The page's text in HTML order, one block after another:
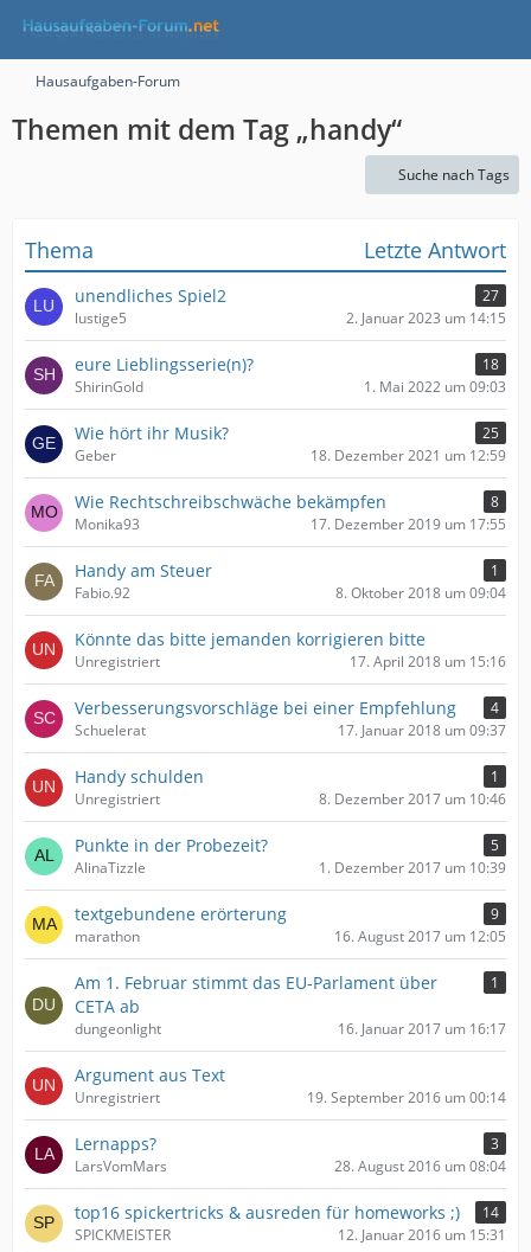
Hausaufgaben-Forum
Themen mit dem Tag „handy“
Suche nach Tags
Thema Letzte Antwort
unendliches Spiel2
27
lustige5
2. Januar 2023 um 14:15
eure Lieblingsserie(n)?
18
ShirinGold
1. Mai 2022 um 09:03
Wie hört ihr Musik?
25
Geber
18. Dezember 2021 um 12:59
Wie Rechtschreibschwäche bekämpfen
8
Monika93
17. Dezember 2019 um 17:55
Handy am Steuer
1
Fabio.92
8. Oktober 2018 um 09:04
Könnte das bitte jemanden korrigieren bitte
Unregistriert 17. April 2018 um 15:16
Verbesserungsvorschläge bei einer Empfehlung
4
Schuelerat
17. Januar 2018 um 09:37
Handy schulden
1
Unregistriert
8. Dezember 2017 um 10:46
Punkte in der Probezeit?
5
AlinaTizzle
1. Dezember 2017 um 10:39
textgebundene erörterung
9
marathon
16. August 2017 um 12:05
Am 1. Februar stimmt das EU-Parlament über
CETA ab
1
dungeonlight 16. Januar 2017 um 16:17
Argument aus Text
Unregistriert 19. September 2016 um 00:14
Lernapps?
3
LarsVomMars
28. August 2016 um 08:04
top16 spickertricks & ausreden für homeworks ;)
14
SPICKMEISTER
12. Januar 2016 um 15:31